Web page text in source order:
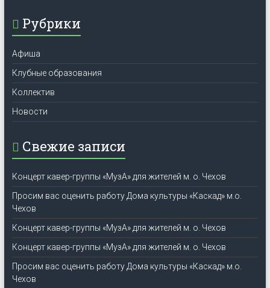
Рубрики
Афиша
Клубные образования
Коллектив
Новости
Свежие записи
Концерт кавер-группы «МузА» для жителей м. о. Чехов
Просим вас оценить работу Дома культуры «Каскад» м.о.
Чехов
Концерт кавер-группы «МузА» для жителей м. о. Чехов
Концерт кавер-группы «МузА» для жителей м. о. Чехов
Просим вас оценить работу Дома культуры «Каскад» м.о.
Чехов